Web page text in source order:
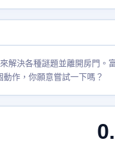
解決各種謎題並離開房門。
作，你願意嘗試一下嗎？